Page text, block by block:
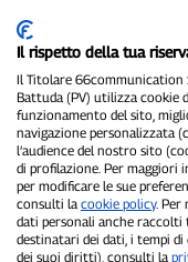
P300.it è una
Registrazione
Proprietario ed
Direttore Responsabile:
Il rispetto della tua
Il Titolare 66communication
Battuda (PV) utilizza cookie
funzionamento del sito,
navigazione personalizzata
l’audience del nostro sito
di profilazione. Per maggiori
per modificare le sue
consulti la cookie policy. Per
dati personali anche
destinatari dei dati, i tempi di
dei suoi diritti), consulti la